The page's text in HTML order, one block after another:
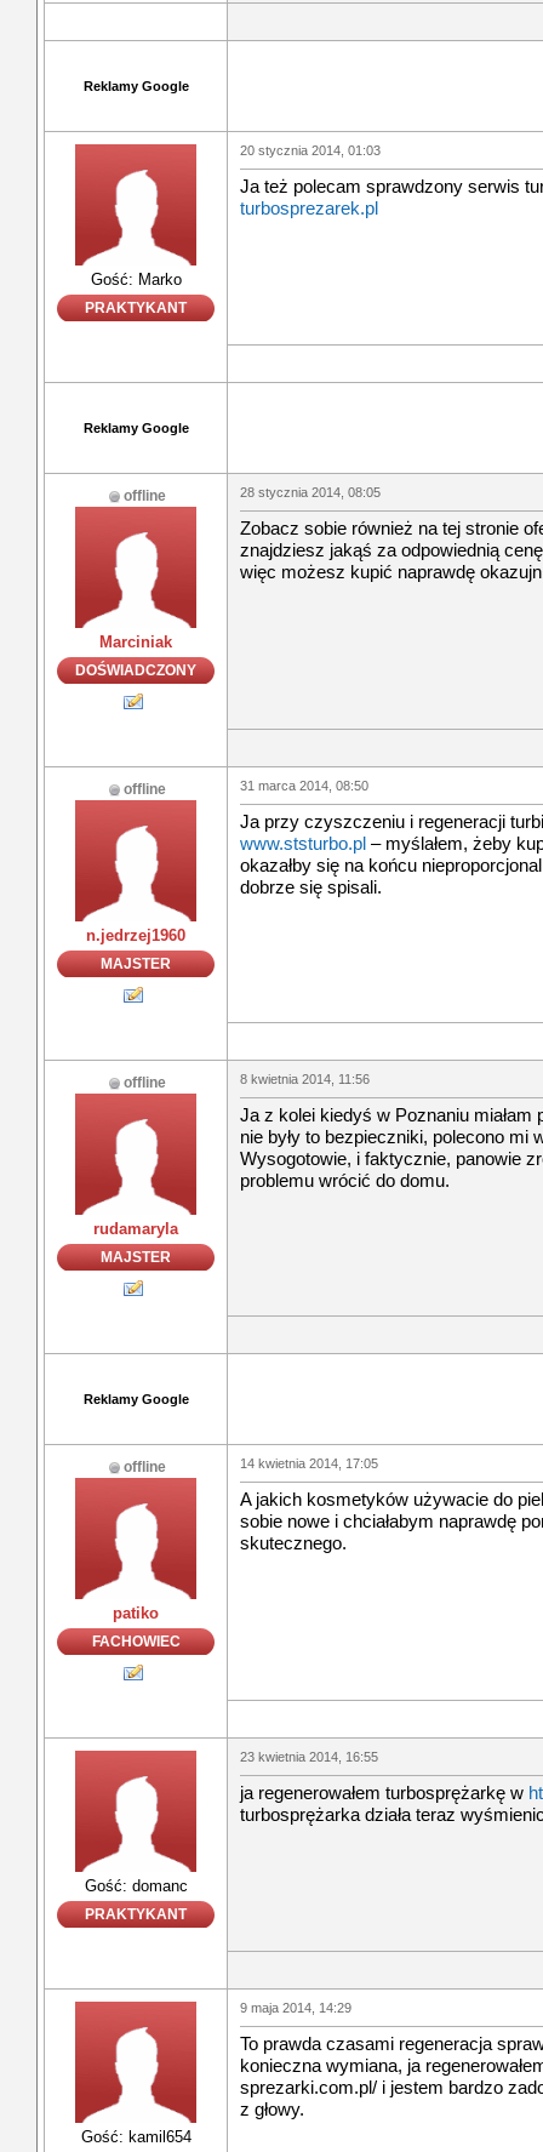
Reklamy Google
Gość: Marko
PRAKTYKANT
20 stycznia 2014, 01:03
Ja też polecam sprawdzony serwis
turbosprezarek.pl
Reklamy Google
offline
Marciniak
DOŚWIADCZONY
28 stycznia 2014, 08:05
Zobacz sobie również na tej stronie
znajdziesz jakąś za odpowiednią
więc możesz kupić naprawdę
offline
n.jedrzej1960
MAJSTER
31 marca 2014, 08:50
Ja przy czyszczeniu i regeneracji
www.ststurbo.pl – myślałem, żeby
okazałby się na końcu
dobrze się spisali.
offline
rudamaryla
MAJSTER
8 kwietnia 2014, 11:56
Ja z kolei kiedyś w Poznaniu miałam
nie były to bezpieczniki, polecono mi
Wysogotowie, i faktycznie, panowie
problemu wrócić do domu.
Reklamy Google
offline
patiko
FACHOWIEC
14 kwietnia 2014, 17:05
A jakich kosmetyków używacie do
sobie nowe i chciałabym naprawdę
skutecznego.
Gość: domanc
PRAKTYKANT
23 kwietnia 2014, 16:55
ja regenerowałem turbosprężarkę w
turbosprężarka działa teraz
Gość: kamil654
9 maja 2014, 14:29
To prawda czasami regeneracja
konieczna wymiana, ja
sprezarki.com.pl/ i jestem bardzo
z głowy.